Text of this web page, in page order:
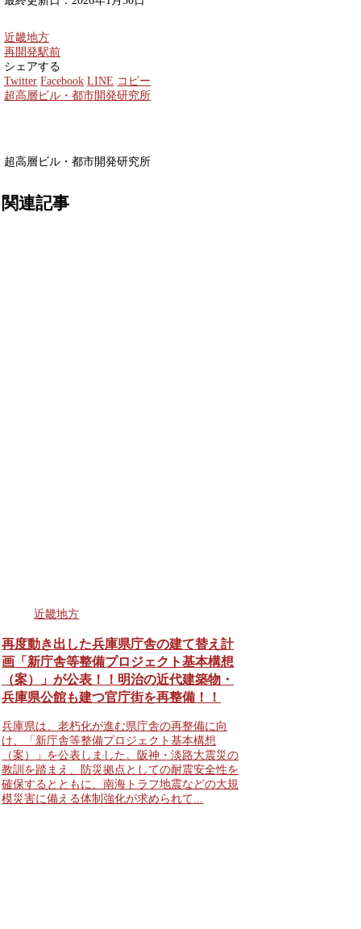
近畿地方
再開発駅前
シェアする
Twitter Facebook LINE コピー
超高層ビル・都市開発研究所
超高層ビル・都市開発研究所
関連記事
近畿地方
再度動き出した兵庫県庁舎の建て替え計
画「新庁舎等整備プロジェクト基本構想
（案）」が公表！！明治の近代建築物・
兵庫県公館も建つ官庁街を再整備！！
兵庫県は、老朽化が進む県庁舎の再整備に向
け、「新庁舎等整備プロジェクト基本構想
（案）」を公表しました。阪神・淡路大震災の
教訓を踏まえ、防災拠点としての耐震安全性を
確保するとともに、南海トラフ地震などの大規
模災害に備える体制強化が求められて...